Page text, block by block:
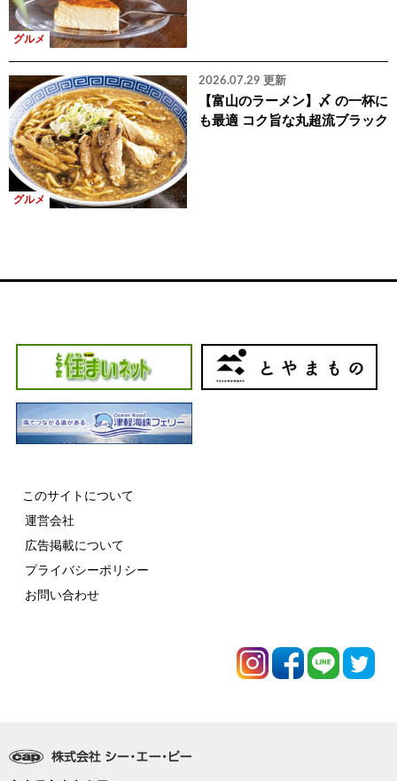
グルメ
グルメ
2026.07.29 更新
【富山のラーメン】〆 の一杯に
も最適 コク旨な丸超流ブラック
このサイトについて
運営会社
広告掲載について
プライバシーポリシー
お問い合わせ